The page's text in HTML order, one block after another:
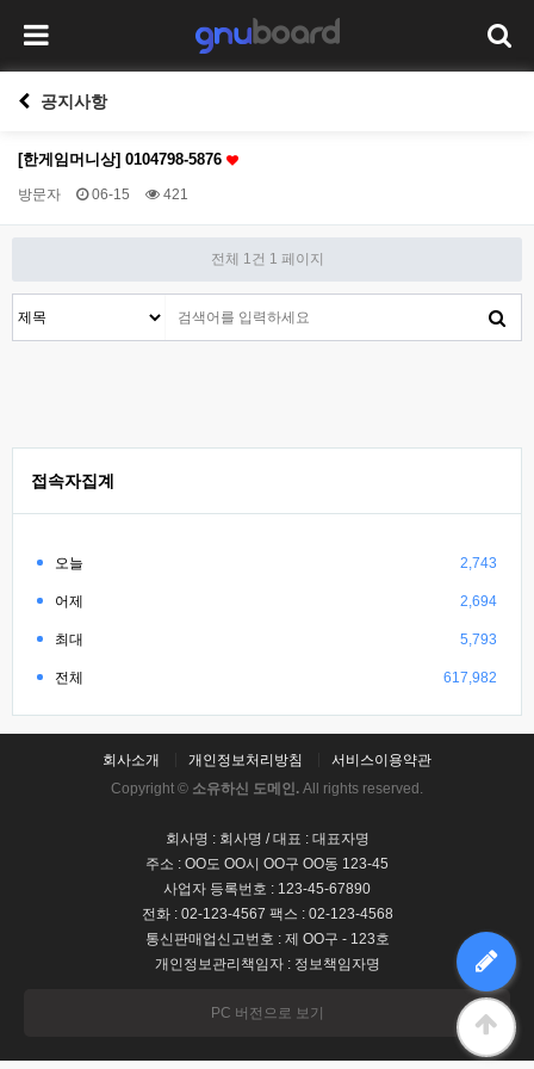
공지사항
[한​게임​머니​상] 01​04​79​8-​58​76
방문자 06-15 421
전체 1건 1 페이지
접속자집계
오늘 2,743
어제 2,694
최대 5,793
전체 617,982
회사소개 개인정보처리방침
서비스이용약관
Copyright © 소유하신 도메인. All rights reserved.
회사명 : 회사명 / 대표 : 대표자명
주소 : OO도 OO시 OO구 OO동 123-45
사업자 등록번호 : 123-45-67890
전화 : 02-123-4567 팩스 : 02-123-4568
통신판매업신고번호 : 제 OO구 - 123호
개인정보관리책임자 : 정보책임자명
PC 버전으로 보기